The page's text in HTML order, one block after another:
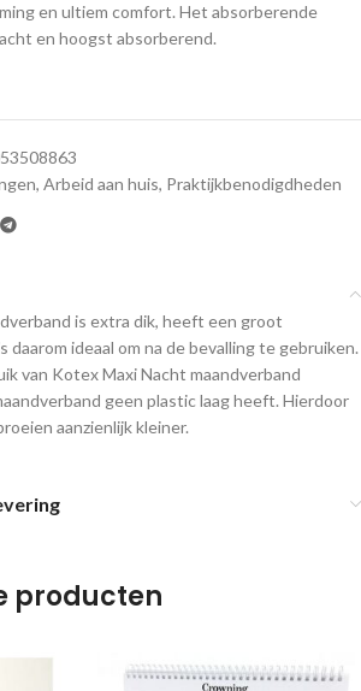
en ultiem comfort. Het absorberende
en hoogst absorberend.
, Arbeid aan huis, Praktijkbenodigdheden
is extra dik, heeft een groot
daarom ideaal om na de bevalling te gebruiken.
van Kotex Maxi Nacht maandverband
geen plastic laag heeft. Hierdoor
aanzienlijk kleiner.
producten